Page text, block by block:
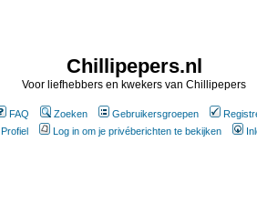
Chillipepers.nl
Voor liefhebbers en kwekers van Chillipepers
FAQ Zoeken Gebruikersgroepen
Profiel
Log in om je privéberichten te bekijken